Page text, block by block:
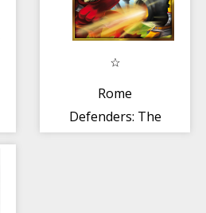
Rome
Defenders: The